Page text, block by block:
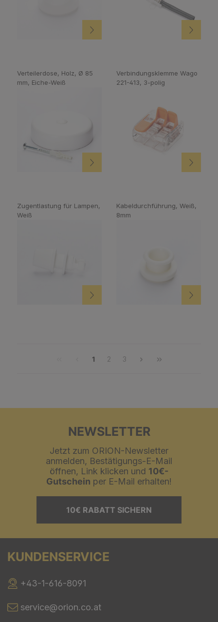
Verteilerdose, Holz, Ø 85
mm, Eiche-Weiß
Verbindungsklemme Wago
221-413, 3-polig
Zugentlastung für Lampen,
Weiß
Kabeldurchführung, Weiß,
8mm
1 2 3
NEWSLETTER
Jetzt zum ORION-Newsletter
anmelden, Bestätigungs-E-Mail
öffnen, Link klicken und 10€-
Gutschein per E-Mail erhalten!
10€ RABATT SICHERN
KUNDENSERVICE
+43-1-616-8091
service@orion.co.at